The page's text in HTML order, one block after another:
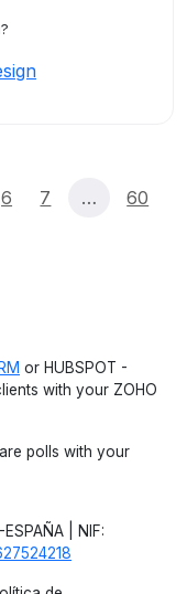
6 7 …
60
or HUBSPOT -
with your ZOHO
polls with your
| NIF: